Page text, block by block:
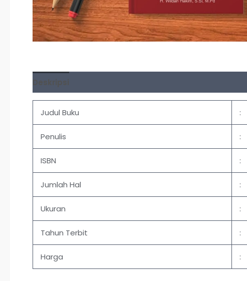
Deskripsi
Judul Buku :
Penulis :
ISBN :
Jumlah Hal :
Ukuran :
Tahun Terbit :
Harga :